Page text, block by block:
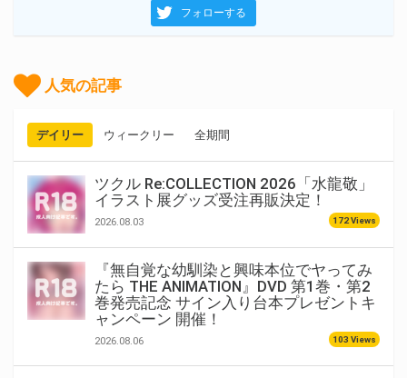
フォローする
人気の記事
デイリー ウィークリー 全期間
ツクル Re:COLLECTION 2026「水龍敬」
イラスト展グッズ受注再販決定！
2026.08.03 172 Views
『無自覚な幼馴染と興味本位でヤってみ
たら THE ANIMATION』DVD 第1巻・第2
巻発売記念 サイン入り台本プレゼントキ
ャンペーン 開催！
2026.08.06 103 Views